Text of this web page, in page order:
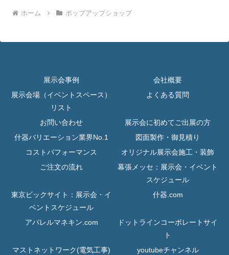
ホーム ポップアップショップ
展示会事例
会社概要
展示会場（イベントスペース）
リスト
よくある質問
お問い合わせ
展示会に初めてご出展の方
什器バリエーション業界No.1
図面製作・御見積り
コストパフォーマンス
オリジナル展示会施工・装飾
ご注文の流れ
幕張メッセ：展示会・イベント
スケジュール
東京ビックサイト：展示会・イ
ベントスケジュール
什器.com
アパレルマネキン.com
ドットラインコーポレートサイ
ト
マストネットワーク(電気工事)
youtubeチャンネル